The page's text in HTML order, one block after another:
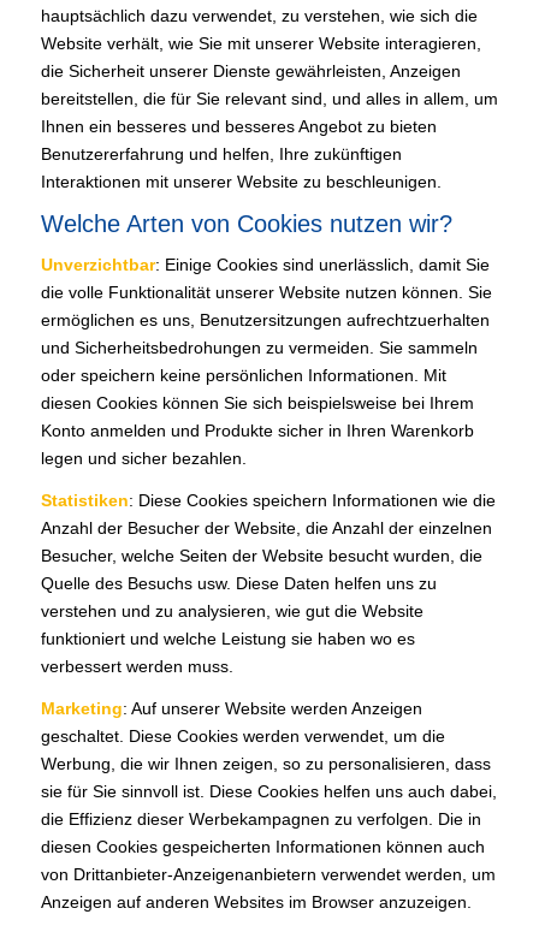
hauptsächlich dazu verwendet, zu verstehen, wie sich die
Website verhält, wie Sie mit unserer Website interagieren,
die Sicherheit unserer Dienste gewährleisten, Anzeigen
bereitstellen, die für Sie relevant sind, und alles in allem, um
Ihnen ein besseres und besseres Angebot zu bieten
Benutzererfahrung und helfen, Ihre zukünftigen
Interaktionen mit unserer Website zu beschleunigen.
Welche Arten von Cookies nutzen wir?
Unverzichtbar: Einige Cookies sind unerlässlich, damit Sie
die volle Funktionalität unserer Website nutzen können. Sie
ermöglichen es uns, Benutzersitzungen aufrechtzuerhalten
und Sicherheitsbedrohungen zu vermeiden. Sie sammeln
oder speichern keine persönlichen Informationen. Mit
diesen Cookies können Sie sich beispielsweise bei Ihrem
Konto anmelden und Produkte sicher in Ihren Warenkorb
legen und sicher bezahlen.
Statistiken: Diese Cookies speichern Informationen wie die
Anzahl der Besucher der Website, die Anzahl der einzelnen
Besucher, welche Seiten der Website besucht wurden, die
Quelle des Besuchs usw. Diese Daten helfen uns zu
verstehen und zu analysieren, wie gut die Website
funktioniert und welche Leistung sie haben wo es
verbessert werden muss.
Marketing: Auf unserer Website werden Anzeigen
geschaltet. Diese Cookies werden verwendet, um die
Werbung, die wir Ihnen zeigen, so zu personalisieren, dass
sie für Sie sinnvoll ist. Diese Cookies helfen uns auch dabei,
die Effizienz dieser Werbekampagnen zu verfolgen. Die in
diesen Cookies gespeicherten Informationen können auch
von Drittanbieter-Anzeigenanbietern verwendet werden, um
Anzeigen auf anderen Websites im Browser anzuzeigen.